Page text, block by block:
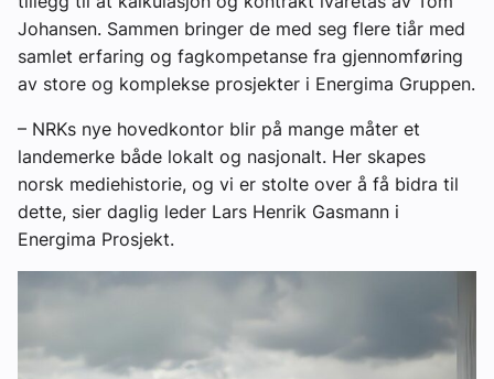
Johansen. Sammen bringer de med seg flere tiår med
samlet erfaring og fagkompetanse fra gjennomføring
av store og komplekse prosjekter i Energima Gruppen.
– NRKs nye hovedkontor blir på mange måter et
landemerke både lokalt og nasjonalt. Her skapes
norsk mediehistorie, og vi er stolte over å få bidra til
dette, sier daglig leder Lars Henrik Gasmann i
Energima Prosjekt.